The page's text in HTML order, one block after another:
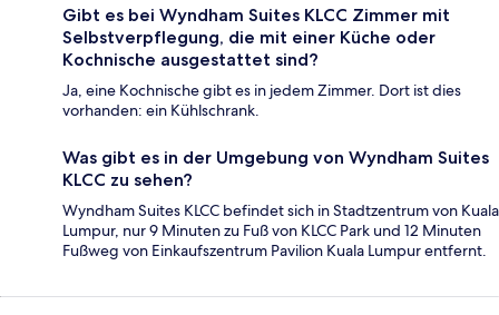
Gibt es bei Wyndham Suites KLCC Zimmer mit
Selbstverpflegung, die mit einer Küche oder
Kochnische ausgestattet sind?
Ja, eine Kochnische gibt es in jedem Zimmer. Dort ist dies
vorhanden: ein Kühlschrank.
Was gibt es in der Umgebung von Wyndham Suites
KLCC zu sehen?
Wyndham Suites KLCC befindet sich in Stadtzentrum von Kuala
Lumpur, nur 9 Minuten zu Fuß von KLCC Park und 12 Minuten
Fußweg von Einkaufszentrum Pavilion Kuala Lumpur entfernt.